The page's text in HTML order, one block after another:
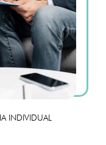
INDIVIDUAL